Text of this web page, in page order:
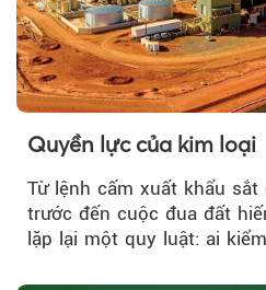
Quyền lực của kim loại
Từ lệnh cấm xuất khẩu
trước đến cuộc đua đất
lặp lại một quy luật: ai